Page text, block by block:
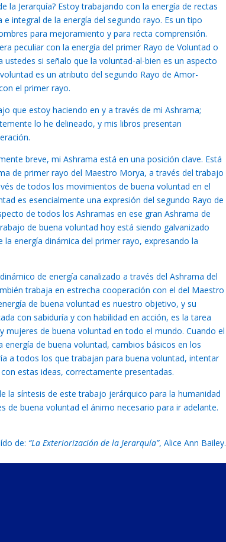
la Jerarquía? Estoy trabajando con la energía de rectas
integral de la energía del segundo rayo. Es un tipo
para mejoramiento y para recta comprensión.
peculiar con la energía del primer Rayo de Voluntad o
si señalo que la voluntad-al-bien es un aspecto
es un atributo del segundo Rayo de Amor-
el primer rayo.
que estoy haciendo en y a través de mi Ashrama;
lo he delineado, y mis libros presentan
breve, mi Ashrama está en una posición clave. Está
de primer rayo del Maestro Morya, a través del trabajo
de todos los movimientos de buena voluntad en el
es esencialmente una expresión del segundo Rayo de
de todos los Ashramas en ese gran Ashrama de
de buena voluntad hoy está siendo galvanizado
energía dinámica del primer rayo, expresando la
de energía canalizado a través del Ashrama del
trabaja en estrecha cooperación con el del Maestro
de buena voluntad es nuestro objetivo, y su
con sabiduría y con habilidad en acción, es la tarea
mujeres de buena voluntad en todo el mundo. Cuando el
de buena voluntad, cambios básicos en los
a todos los que trabajan para buena voluntad, intentar
estas ideas, correctamente presentadas.
la síntesis de este trabajo jerárquico para la humanidad
de buena voluntad el ánimo necesario para ir adelante.
de: “La Exteriorización de la Jerarquía”, Alice Ann Bailey.